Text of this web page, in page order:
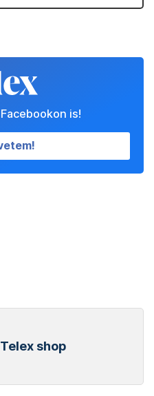
is!
Telex shop